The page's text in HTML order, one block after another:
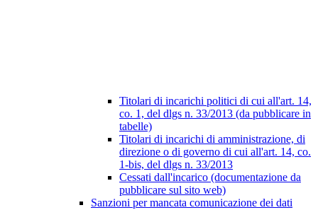
Titolari di incarichi politici di cui all'art. 14,
co. 1, del dlgs n. 33/2013 (da pubblicare in
tabelle)
Titolari di incarichi di amministrazione, di
direzione o di governo di cui all'art. 14, co.
1-bis, del dlgs n. 33/2013
Cessati dall'incarico (documentazione da
pubblicare sul sito web)
Sanzioni per mancata comunicazione dei dati